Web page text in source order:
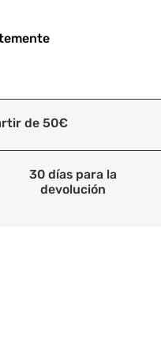
de 50€
30 días para la
devolución